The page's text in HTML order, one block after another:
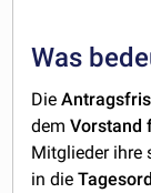
Was
Die
demVorstand
Mitglieder
in die